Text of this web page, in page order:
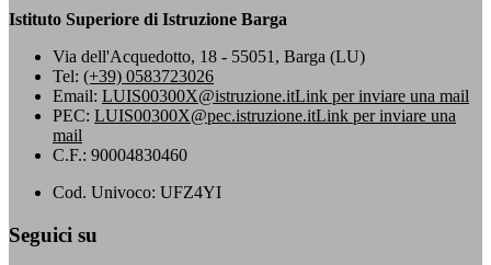
Istituto Superiore di Istruzione Barga
Via dell'Acquedotto, 18 - 55051, Barga (LU)
Tel: (+39) 0583723026
Email: LUIS00300X@istruzione.itLink per inviare una mail
PEC: LUIS00300X@pec.istruzione.itLink per inviare una
mail
C.F.: 90004830460
Cod. Univoco: UFZ4YI
Seguici su